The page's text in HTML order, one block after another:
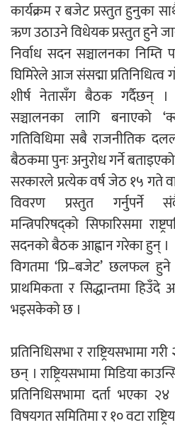
जनमत पत्रकार
परियोजना
सहुलियत ऋण
नदी
बनाउँछ नदीलाई
आदेश निक्र्योल
कार्यक्रम र बजेट प्रस्तुत हुनुका
ऋण उठाउने विधेयक प्रस्तुत हुने
निर्वाध सदन सञ्चालनका निम्ति
घिमिरेले आज संसद्मा
शीर्ष नेतासँग बैठक गर्दैछन्
सञ्चालनका लागि बनाएको
गतिविधिमा सबै राजनीतिक
बैठकमा पुनः अनुरोध गर्ने
सरकारले प्रत्येक वर्ष जेठ १५ गते
विवरण प्रस्तुत गर्नुपर्ने
मन्त्रिपरिषद्को सिफारिसमा
सदनको बैठक आह्वान गरेका हुन् ।
विगतमा ‘प्रि–बजेट’ छलफल
प्राथमिकता र सिद्धान्तमा
भइसकेको छ ।
प्रतिनिधिसभा र राष्ट्रियसभामा
छन् । राष्ट्रियसभामा मिडिया
प्रतिनिधिसभामा दर्ता भएका
विषयगत समितिमा र १० वटा